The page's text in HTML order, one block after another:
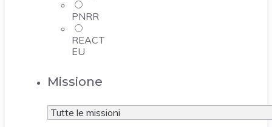
PNRR
REACT
EU
Missione